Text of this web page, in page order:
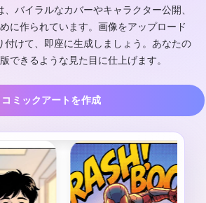
、バイラルなカバーやキャラクター公開、
に作られています。画像をアップロード
付けて、即座に生成しましょう。あなたの
できるような見た目に仕上げます。
コミックアートを作成